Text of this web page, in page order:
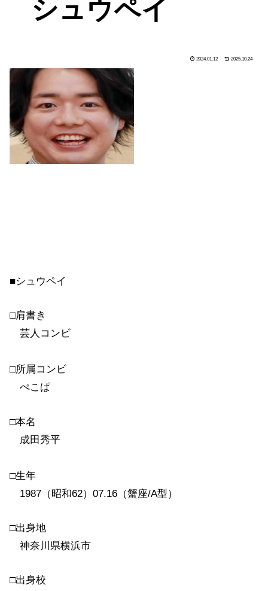
シュウペイ
2024.01.12 2025.10.24
■シュウペイ
□肩書き
芸人コンビ
□所属コンビ
ぺこぱ
□本名
成田秀平
□生年
1987（昭和62）07.16（蟹座/A型）
□出身地
神奈川県横浜市
□出身校